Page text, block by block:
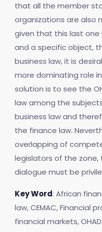
that all the member
organizations are also
given that this last
and a specific object,
business law, it is
more dominating role
solution is to see the
law among the
business law and
the finance law.
overlapping of
legislators of the
dialogue must be
Key Word: African
law, CEMAC, Financial
financial markets,